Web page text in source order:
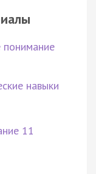
понимание
навыки
11